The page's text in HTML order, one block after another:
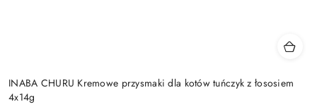
INABA CHURU Kremowe przysmaki dla kotów tuńczyk z łososiem
4x14g